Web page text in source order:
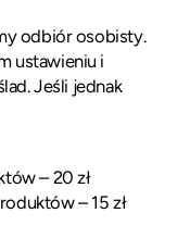
odbiór osobisty.
ustawieniu i
Jeśli jednak
– 20 zł
– 15 zł